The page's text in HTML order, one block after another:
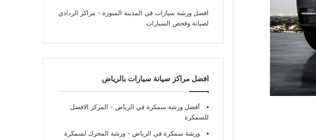
افضل ورشة سيارات في المدينة المنورة - مراكز الردادي
لصيانة وفحص السيارات
افضل مراكز صيانة سيارات بالرياض
أفضل ورشة سمكرة في الرياض - المركز الافضل
للسمكرة
ورشة سمكرة في الرياض - ورشة المحرك لسمكرة